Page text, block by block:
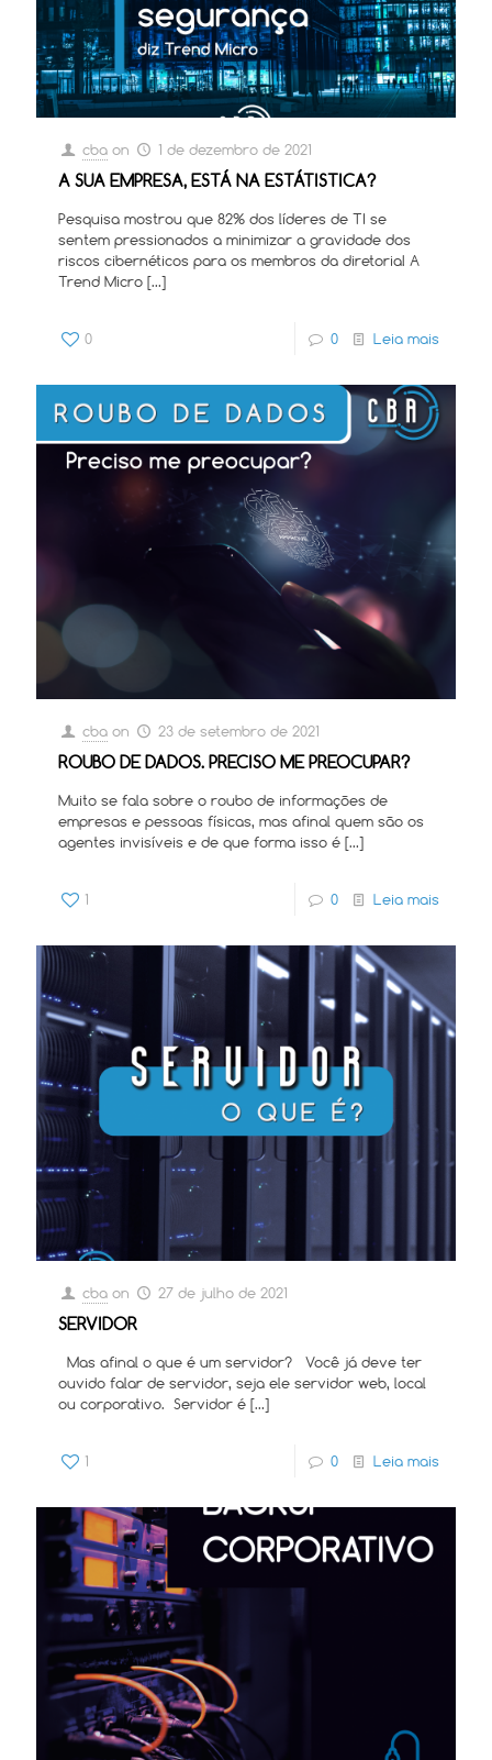
cba on 1 de dezembro de 2021
A SUA EMPRESA, ESTÁ NA ESTÁTISTICA?
Pesquisa mostrou que 82% dos líderes de TI se
sentem pressionados a minimizar a gravidade dos
riscos cibernéticos para os membros da diretoria! A
Trend Micro […]
0 0 Leia mais
cba on 23 de setembro de 2021
ROUBO DE DADOS. PRECISO ME PREOCUPAR?
Muito se fala sobre o roubo de informações de
empresas e pessoas físicas, mas afinal quem são os
agentes invisíveis e de que forma isso é […]
1 0 Leia mais
cba on 27 de julho de 2021
SERVIDOR
Mas afinal o que é um servidor? Você já deve ter
ouvido falar de servidor, seja ele servidor web, local
ou corporativo. Servidor é […]
1 0 Leia mais